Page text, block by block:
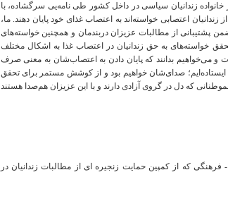
خانواده زندانیان سیاسی در داخل کشور طی نامه‌یی سرگشاده، با
اعتصابی خواسته‌اند به اعتصاب غذای خود پایان دهند. ما،
پشتیبانی از مطالبات عزیزان دربندمان و همچنین خواسته‌های
خواسته‌های به حق زندانیان در اعتصاب غذا به اشکال مختلف
و می‌خواهیم بدانند که پایان دادن به اعتصاب‌شان به معنی صرف
صدای‌شان خواهیم بود و از کوشش مستمر برای تحقق
که دل در گروی آزادی دارند و با این عزیزان هم‌صدا هستند
حقوق بشری- مدنی - فرهنگی که از کمپین حمایت زنجیره ای از مطالبات زندانیان در